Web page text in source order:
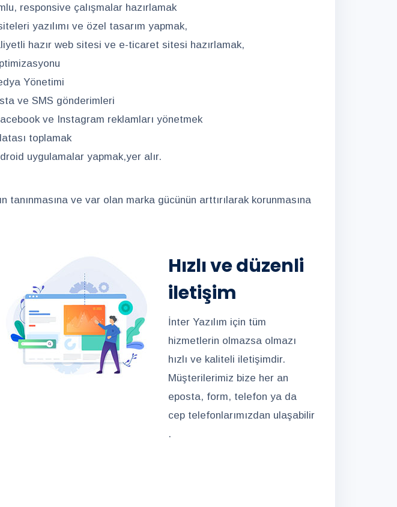
responsive çalışmalar hazırlamak
yazılımı ve özel tasarım yapmak,
hazır web sitesi ve e-ticaret sitesi hazırlamak,
Yönetimi
ve SMS gönderimleri
ve Instagram reklamları yönetmek
toplamak
uygulamalar yapmak,yer alır.
tanınmasına ve var olan marka gücünün arttırılarak korunmasına
Hızlı ve düzenli
iletişim
İnter Yazılım için tüm
hizmetlerin olmazsa olmazı
hızlı ve kaliteli iletişimdir.
Müşterilerimiz bize her an
eposta, form, telefon ya da
cep telefonlarımızdan ulaşabilir
.